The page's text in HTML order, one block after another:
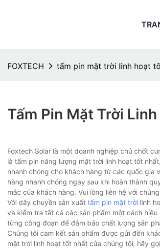
FOXTECH tấm pin mặt trời linh hoạt
Tấm Pin Mặt Trời
Foxtech Solar là một doanh nghiệp chủ chốt
là tấm pin năng lượng mặt trời linh hoạt tốt
nhanh chóng cho khách hàng từ các quốc gia
hàng nhanh chóng ngay sau khi hoàn thành
mắc của khách hàng. Vui lòng liên hệ với
Với dây chuyền sản xuất tấm pin mặt trời linh
và kiểm tra tất cả các sản phẩm một cách
từng công đoạn để đảm bảo chất lượng sản
Chúng tôi cam kết sản phẩm được gửi đến
mặt trời linh hoạt tốt nhất của chúng tôi, hãy